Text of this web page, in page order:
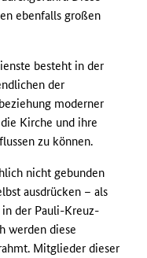
ebenfalls großen
besteht in der
der
moderner
Kirche und ihre
zu können.
nicht gebunden
ausdrücken – als
in der Pauli-Kreuz-
werden diese
Mitglieder dieser